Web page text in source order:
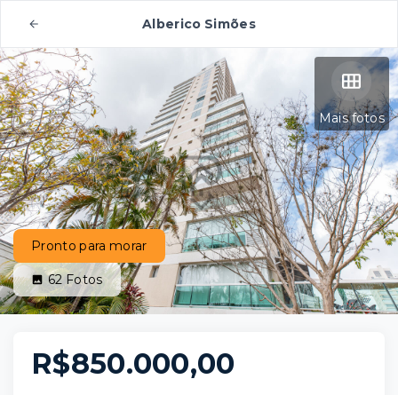
Alberico Simões
Mais fotos
Pronto para morar
62 Fotos
R$850.000,00